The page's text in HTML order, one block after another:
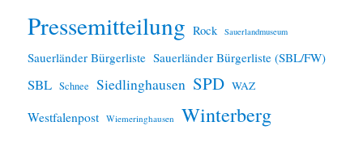
Pressemitteilung Rock Sauerlandmuseum
Sauerländer Bürgerliste Sauerländer Bürgerliste (SBL/FW)
SBL Schnee Siedlinghausen SPD WAZ
Westfalenpost Wiemeringhausen Winterberg